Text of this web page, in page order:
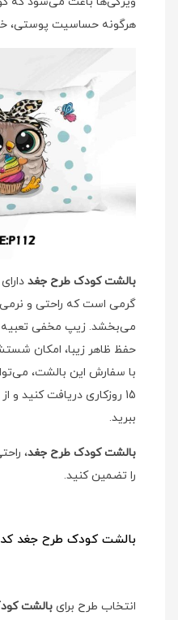
هرگونه حساسیت پوستی،
بالشت کودک طرح جغد
گرمی است که راحتی و نرمی
می‌بخشد. زیپ مخفی تعبیه
حفظ ظاهر زیبا، امکان
15 روزکاری دریافت کنید
ببرید.
بالشت کودک طرح جغد،
را تضمین کنید.
بالشت کودک طرح جغد کد P112
انتخاب طرح برای بالشت